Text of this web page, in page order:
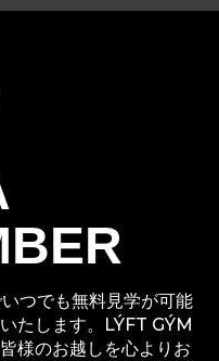
つでも無料見学が可能
たします。LÝFT GÝM
様のお越しを心よりお